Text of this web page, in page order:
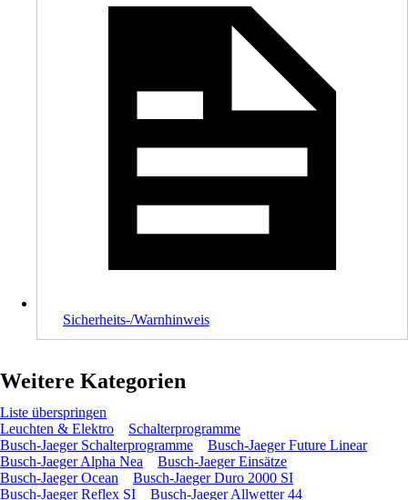
Sicherheits-/Warnhinweis
Weitere Kategorien
Liste überspringen
Leuchten & Elektro
Schalterprogramme
Busch-Jaeger Schalterprogramme
Busch-Jaeger Future Linear
Busch-Jaeger Alpha Nea
Busch-Jaeger Einsätze
Busch-Jaeger Ocean
Busch-Jaeger Duro 2000 SI
Busch-Jaeger Reflex SI
Busch-Jaeger Allwetter 44